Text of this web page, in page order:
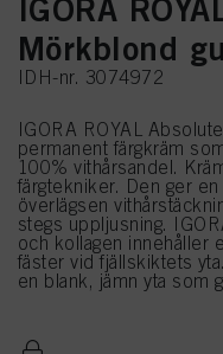
IGORA
Mörkblond
IDH-nr. 3074972
IGORA ROYAL
permanent färgkräm
100% vithårsandel.
färgtekniker. Den ger
överlägsen
stegs uppljusning.
och kollagen innehåller
fäster vid fjällskiktets
en blank, jämn yta som